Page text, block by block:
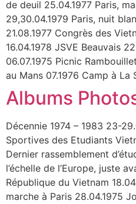
de deuil 25.04.1977 Paris,
29,30.04.1979 Paris, nuit
21.08.1977 Congrès des
16.04.1978 JSVE Beauvais
06.07.1975 Picnic
au Mans 07.1976 Camp à La
Albums
Décennie 1974 – 1983 23-
Sportives des Etudiants
Dernier rassemblement
l’échelle de l’Europe, juste
République du Vietnam
marche à Paris 28.04.1975